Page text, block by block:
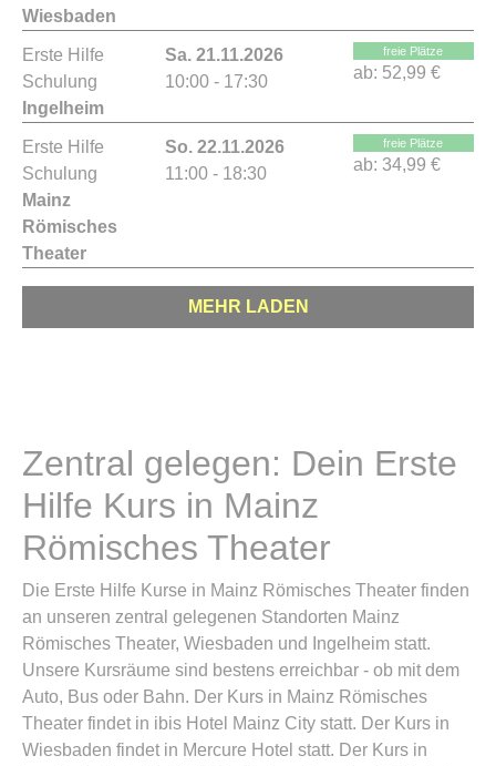
Wiesbaden
Erste Hilfe
Schulung
Ingelheim
Sa. 21.11.2026
10:00 - 17:30
freie Plätze
ab: 52,99 €
Erste Hilfe
Schulung
Mainz
Römisches
Theater
So. 22.11.2026
11:00 - 18:30
freie Plätze
ab: 34,99 €
MEHR LADEN
Zentral gelegen: Dein Erste
Hilfe Kurs in Mainz
Römisches Theater
Die Erste Hilfe Kurse in Mainz Römisches Theater finden
an unseren zentral gelegenen Standorten Mainz
Römisches Theater, Wiesbaden und Ingelheim statt.
Unsere Kursräume sind bestens erreichbar - ob mit dem
Auto, Bus oder Bahn. Der Kurs in Mainz Römisches
Theater findet in ibis Hotel Mainz City statt. Der Kurs in
Wiesbaden findet in Mercure Hotel statt. Der Kurs in